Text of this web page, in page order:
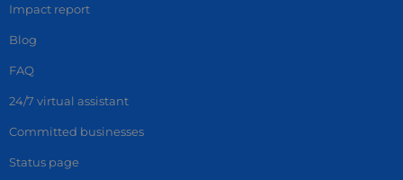
Impact report
Blog
FAQ
24/7 virtual assistant
Committed businesses
Status page